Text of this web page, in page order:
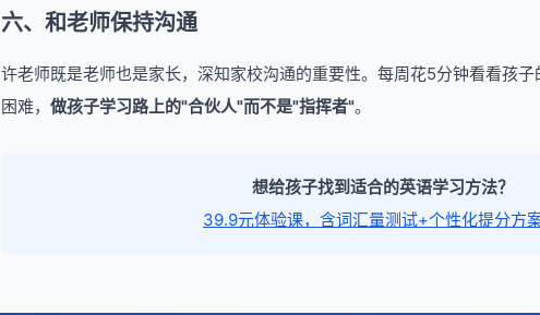
六、和老师保持沟通
许老师既是老师也是家长，深知家校沟通的重要性。每周花5分钟看看孩
困难， 做孩子学习路上的"合伙人"而不是"指挥者"。
想给孩子找到适合的英语学习方法？
39.9元体验课，含词汇量测试+个性化提分方